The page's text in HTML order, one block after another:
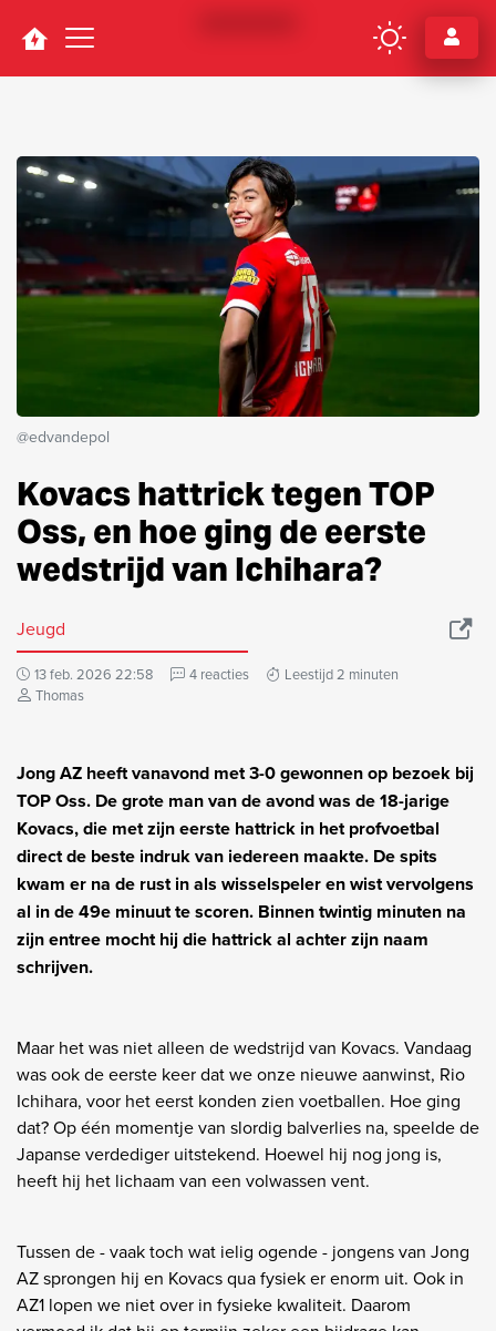
Navigation
@edvandepol
Kovacs hattrick tegen TOP
Oss, en hoe ging de eerste
wedstrijd van Ichihara?
Jeugd
13 feb. 2026 22:58 4 reacties
Leestijd 2 minuten
Thomas
Jong AZ heeft vanavond met 3-0 gewonnen op bezoek bij
TOP Oss. De grote man van de avond was de 18-jarige
Kovacs, die met zijn eerste hattrick in het profvoetbal
direct de beste indruk van iedereen maakte. De spits
kwam er na de rust in als wisselspeler en wist vervolgens
al in de 49e minuut te scoren. Binnen twintig minuten na
zijn entree mocht hij die hattrick al achter zijn naam
schrijven.
Maar het was niet alleen de wedstrijd van Kovacs. Vandaag
was ook de eerste keer dat we onze nieuwe aanwinst, Rio
Ichihara, voor het eerst konden zien voetballen. Hoe ging
dat? Op één momentje van slordig balverlies na, speelde de
Japanse verdediger uitstekend. Hoewel hij nog jong is,
heeft hij het lichaam van een volwassen vent.
Tussen de - vaak toch wat ielig ogende - jongens van Jong
AZ sprongen hij en Kovacs qua fysiek er enorm uit. Ook in
AZ1 lopen we niet over in fysieke kwaliteit. Daarom